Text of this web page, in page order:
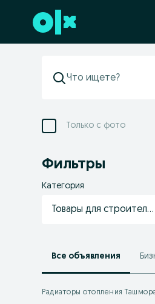
Перейти к нижнему колонтитулу
Только с фото
Фильтры
Категория
Товары для
Все объявления
Радиаторы отопления